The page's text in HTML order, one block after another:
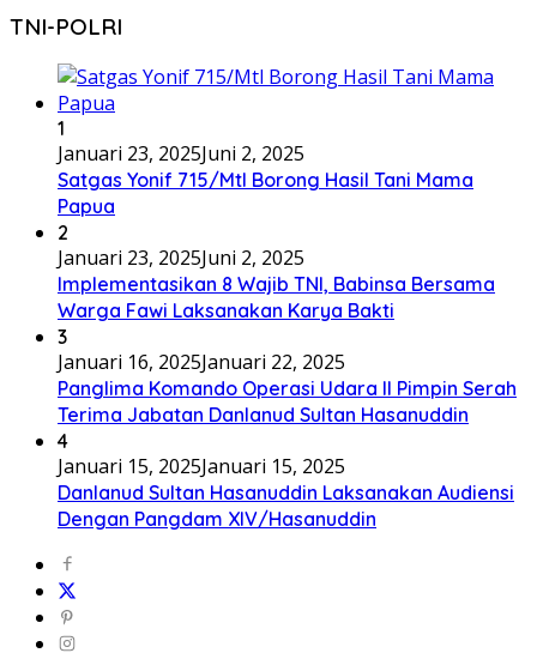
TNI-POLRI
1
Januari 23, 2025Juni 2, 2025
Satgas Yonif 715/Mtl Borong Hasil Tani Mama
Papua
2
Januari 23, 2025Juni 2, 2025
Implementasikan 8 Wajib TNI, Babinsa Bersama
Warga Fawi Laksanakan Karya Bakti
3
Januari 16, 2025Januari 22, 2025
Panglima Komando Operasi Udara II Pimpin Serah
Terima Jabatan Danlanud Sultan Hasanuddin
4
Januari 15, 2025Januari 15, 2025
Danlanud Sultan Hasanuddin Laksanakan Audiensi
Dengan Pangdam XIV/Hasanuddin